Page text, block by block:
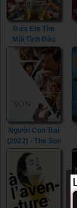
Đưa Em Tìm
Mối Tình Đầu
(2022) - Life Is
Beautiful (2022)
Người Con Trai
(2022) - The Son
(2022)